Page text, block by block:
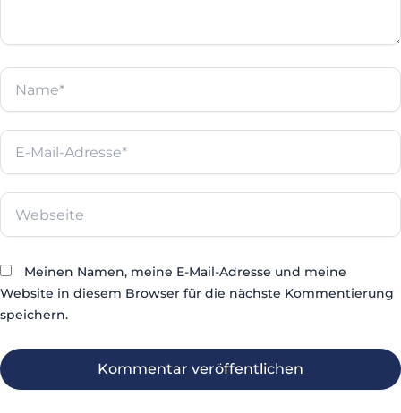
Name*
E-
Mail-
Adresse*
Webseite
Meinen Namen, meine E-Mail-Adresse und meine
Website in diesem Browser für die nächste Kommentierung
speichern.